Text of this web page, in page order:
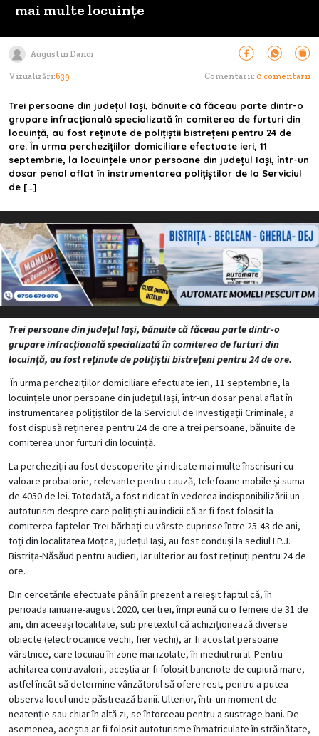
mai multe locuințe
Augustin Danci
Vizualizări:639 Comentarii: 0 comentarii
Trei persoane din județul Iași, bănuite că făceau parte dintr-o
grupare infracțională specializată în comiterea de furturi din
locuință, au fost reținute de polițiștii bistrețeni pentru 24 de
ore. În urma perchezițiilor domiciliare efectuate ieri, 11
septembrie, la locuințele unor persoane din județul Iași, într-un
dosar penal aflat în instrumentarea polițiștilor de la Serviciul
de […]
Trei persoane din județul Iași, bănuite că făceau parte dintr-o
grupare infracțională specializată în comiterea de furturi din
locuință, au fost reținute de polițiștii bistrețeni pentru 24 de ore.
În urma perchezițiilor domiciliare efectuate ieri, 11 septembrie, la
locuințele unor persoane din județul Iași, într-un dosar penal aflat în
instrumentarea polițiștilor de la Serviciul de Investigații Criminale, a
fost dispusă reținerea pentru 24 de ore a trei persoane, bănuite de
comiterea unor furturi din locuință.
La percheziții au fost descoperite și ridicate mai multe înscrisuri cu
valoare probatorie, relevante pentru cauză, telefoane mobile și suma
de 4050 de lei. Totodată, a fost ridicat în vederea indisponibilizării un
autoturism despre care polițiștii au indicii că ar fi fost folosit la
comiterea faptelor. Trei bărbați cu vârste cuprinse între 25-43 de ani,
toți din localitatea Moțca, județul Iași, au fost conduși la sediul I.P.J.
Bistrița-Năsăud pentru audieri, iar ulterior au fost reținuți pentru 24 de
ore.
Din cercetările efectuate până în prezent a reieșit faptul că, în
perioada ianuarie-august 2020, cei trei, împreună cu o femeie de 31 de
ani, din aceeași localitate, sub pretextul că achiziționează diverse
obiecte (electrocanice vechi, fier vechi), ar fi acostat persoane
vârstnice, care locuiau în zone mai izolate, în mediul rural. Pentru
achitarea contravalorii, aceștia ar fi folosit bancnote de cupiură mare,
astfel încât să determine vânzătorul să ofere rest, pentru a putea
observa locul unde păstrează banii. Ulterior, într-un moment de
neatenție sau chiar în altă zi, se întorceau pentru a sustrage bani. De
asemenea, aceștia ar fi folosit autoturisme înmatriculate în străinătate,